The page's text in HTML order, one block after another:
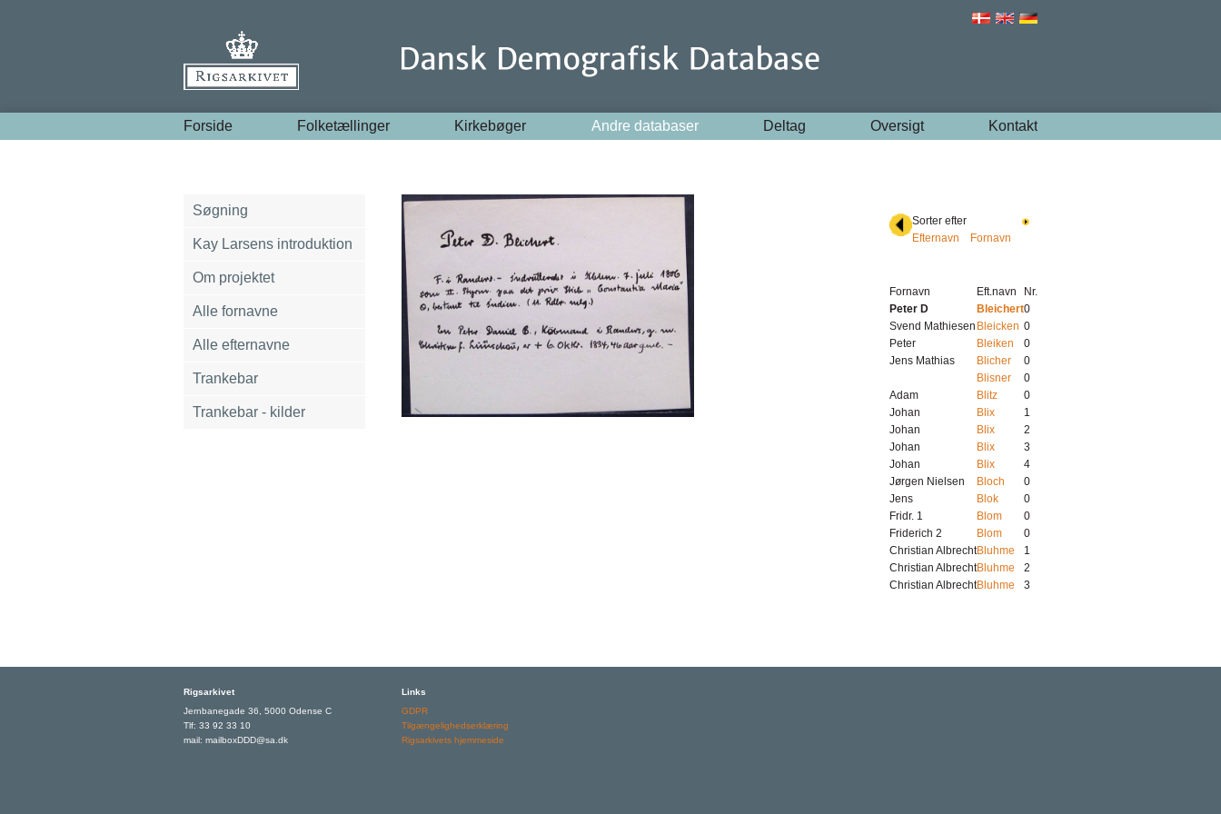
Forside Folketællinger Kirkebøger Andre databaser Deltag Oversigt Kontakt
Søgning
Kay Larsens introduktion
Om projektet
Alle fornavne
Alle efternavne
Trankebar
Trankebar - kilder
Sorter efter
Efternavn
Fornavn
Fornavn Eft.navn
Nr.
Peter D
Bleichert0
Svend Mathiesen Bleicken 0
Peter
Bleiken
0
Jens Mathias
Blicher
0
Blisner
0
Adam
Blitz
0
Johan
Blix
1
Johan
Blix
2
Johan
Blix
3
Johan
Blix
4
Jørgen Nielsen
Bloch
0
Jens
Blok
0
Fridr. 1
Blom
0
Friderich 2
Blom
0
Christian AlbrechtBluhme
1
Christian AlbrechtBluhme
2
Christian AlbrechtBluhme 3
Rigsarkivet
Jernbanegade 36, 5000 Odense C
Tlf: 33 92 33 10
mail: mailboxDDD@sa.dk
Links
GDPR
Tilgængelighedserklæring
Rigsarkivets hjemmeside